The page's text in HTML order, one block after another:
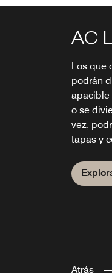
AC
Los que
podrán
apacible
o se
vez,
tapas y
variedad
los que
Atrás